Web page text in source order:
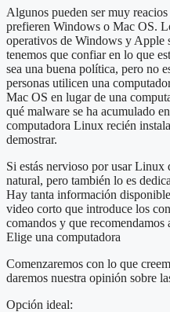
Algunos pueden ser muy
prefieren Windows o Mac OS.
operativos de Windows y Apple
tenemos que confiar en lo que
sea una buena política, pero no
personas utilicen una
Mac OS en lugar de una
qué malware se ha acumulado
computadora Linux recién
demostrar.
Si estás nervioso por usar Linux
natural, pero también lo es
Hay tanta información
video corto que introduce los
comandos y que recomendamos
Elige una computadora
Comenzaremos con lo que
daremos nuestra opinión sobre
Opción ideal: